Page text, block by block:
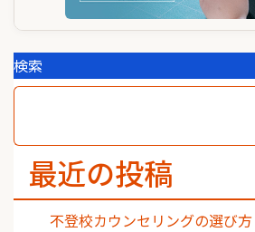
検索
最近の投稿
不登校カウンセリングの選び